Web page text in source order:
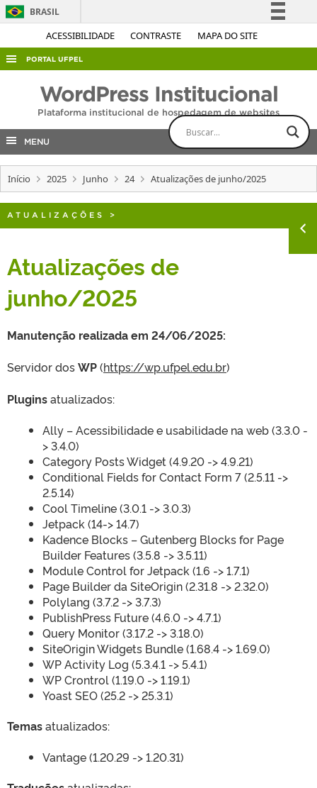
ACESSIBILIDADE CONTRASTE MAPA DO SITE
BRASIL
Simplifique!
Acesso à informação
Legislação
PORTAL UFPEL
AUDITORIA
COBALTO
CONCURSOS
EDITAIS
INTERNACIONAL
OUVIDORIA
TELEFONES
WordPress Institucional
Plataforma institucional de hospedagem de websites
MENU
Início 2025 Junho 24 Atualizações de junho/2025
ATUALIZAÇÕES >
Atualizações de
junho/2025
Manutenção realizada em 24/06/2025:
Servidor dosWP(https://wp.ufpel.edu.br)
Pluginsatualizados:
Ally – Acessibilidade e usabilidade na web (3.3.0 -
> 3.4.0)
Category Posts Widget (4.9.20 -> 4.9.21)
Conditional Fields for Contact Form 7 (2.5.11 ->
2.5.14)
Cool Timeline (3.0.1 -> 3.0.3)
Jetpack (14-> 14.7)
Kadence Blocks – Gutenberg Blocks for Page
Builder Features (3.5.8 -> 3.5.11)
Module Control for Jetpack (1.6 -> 1.7.1)
Page Builder da SiteOrigin (2.31.8 -> 2.32.0)
Polylang (3.7.2 -> 3.7.3)
PublishPress Future (4.6.0 -> 4.7.1)
Query Monitor (3.17.2 -> 3.18.0)
SiteOrigin Widgets Bundle (1.68.4 -> 1.69.0)
WP Activity Log (5.3.4.1 -> 5.4.1)
WP Crontrol (1.19.0 -> 1.19.1)
Yoast SEO (25.2 -> 25.3.1)
Temasatualizados:
Vantage (1.20.29 -> 1.20.31)